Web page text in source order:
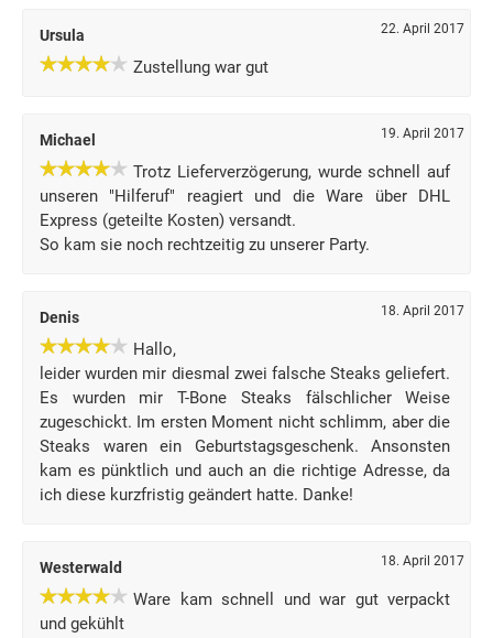
Ursula 22. April 2017
Zustellung war gut
Michael 19. April 2017
Trotz Lieferverzögerung, wurde schnell auf
unseren "Hilferuf" reagiert und die Ware über DHL
Express (geteilte Kosten) versandt.
So kam sie noch rechtzeitig zu unserer Party.
Denis 18. April 2017
Hallo,
leider wurden mir diesmal zwei falsche Steaks geliefert.
Es wurden mir T-Bone Steaks fälschlicher Weise
zugeschickt. Im ersten Moment nicht schlimm, aber die
Steaks waren ein Geburtstagsgeschenk. Ansonsten
kam es pünktlich und auch an die richtige Adresse, da
ich diese kurzfristig geändert hatte. Danke!
Westerwald 18. April 2017
Ware kam schnell und war gut verpackt
und gekühlt